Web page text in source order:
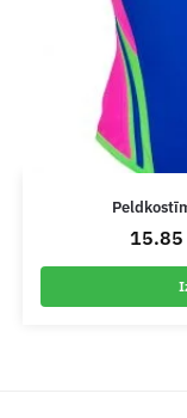
15.85